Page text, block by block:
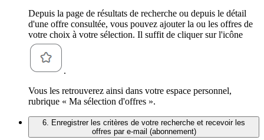
Depuis la page de résultats de recherche ou depuis le détail
d'une offre consultée, vous pouvez ajouter la ou les offres de
votre choix à votre sélection. Il suffit de cliquer sur l'icône
.
Vous les retrouverez ainsi dans votre espace personnel,
rubrique « Ma sélection d'offres ».
6. Enregistrer les critères de votre recherche et recevoir les
offres par e-mail (abonnement)